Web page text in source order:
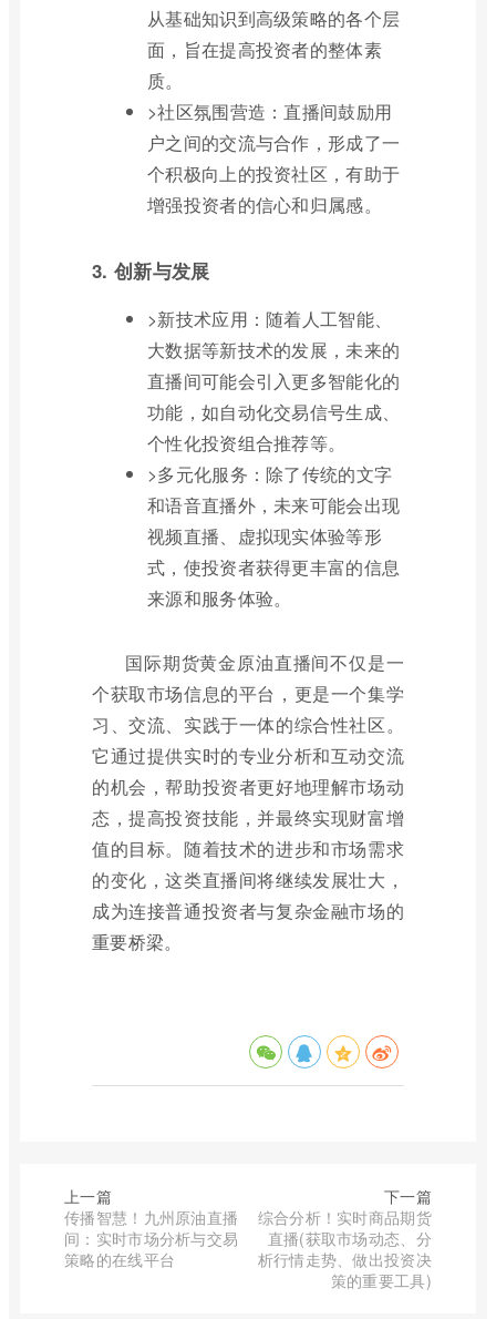
从基础知识到高级策略的各个层
面，旨在提高投资者的整体素
质。
>社区氛围营造：直播间鼓励用
户之间的交流与合作，形成了一
个积极向上的投资社区，有助于
增强投资者的信心和归属感。
3. 创新与发展
>新技术应用：随着人工智能、
大数据等新技术的发展，未来的
直播间可能会引入更多智能化的
功能，如自动化交易信号生成、
个性化投资组合推荐等。
>多元化服务：除了传统的文字
和语音直播外，未来可能会出现
视频直播、虚拟现实体验等形
式，使投资者获得更丰富的信息
来源和服务体验。
国际期货黄金原油直播间不仅是一
个获取市场信息的平台，更是一个集学
习、交流、实践于一体的综合性社区。
它通过提供实时的专业分析和互动交流
的机会，帮助投资者更好地理解市场动
态，提高投资技能，并最终实现财富增
值的目标。随着技术的进步和市场需求
的变化，这类直播间将继续发展壮大，
成为连接普通投资者与复杂金融市场的
重要桥梁。
上一篇
传播智慧！九州原油直播
间：实时市场分析与交易
策略的在线平台
下一篇
综合分析！实时商品期货
直播(获取市场动态、分
析行情走势、做出投资决
策的重要工具)